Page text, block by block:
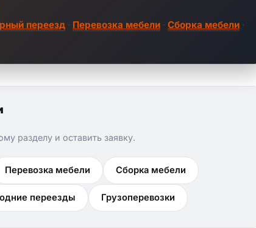
переезд · Перевозка мебели · Сборка мебели ·
разделу и оставить заявку.
Перевозка мебели Сборка мебели
переезды Грузоперевозки